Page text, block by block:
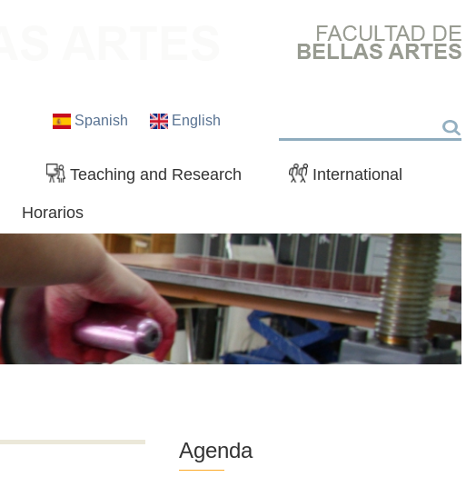
Spanish English
Teaching and Research
International
Horarios
Agenda